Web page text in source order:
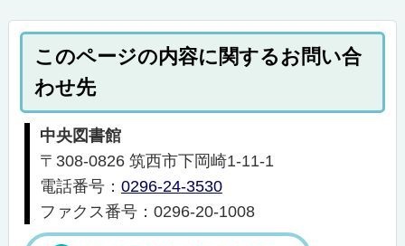
このページの内容に関するお問い合
わせ先
中央図書館
〒308-0826 筑西市下岡崎1-11-1
電話番号： 0296-24-3530
ファクス番号：0296-20-1008